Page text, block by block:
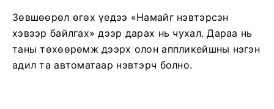
Зөвшөөрөл өгөх үедээ «Намайг нэвтэрсэн
хэвээр байлгах» дээр дарах нь чухал. Дараа нь
таны төхөөрөмж дээрх олон аппликейшны нэгэн
адил та автоматаар нэвтэрч болно.